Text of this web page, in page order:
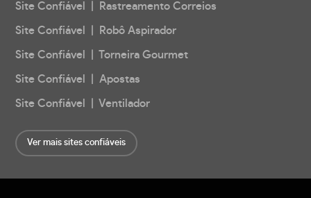
Site Confiável | Rastreamento Correios
Site Confiável | Robô Aspirador
Site Confiável | Torneira Gourmet
Site Confiável | Apostas
Site Confiável | Ventilador
Ver mais sites confiáveis